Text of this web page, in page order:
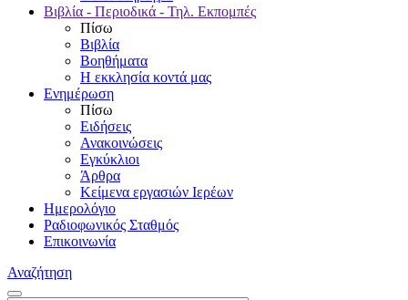
Βιβλία - Περιοδικά - Τηλ. Εκπομπές
Πίσω
Βιβλία
Βοηθήματα
Η εκκλησία κοντά μας
Ενημέρωση
Πίσω
Ειδήσεις
Ανακοινώσεις
Εγκύκλιοι
Άρθρα
Κείμενα εργασιών Ιερέων
Ημερολόγιο
Ραδιοφωνικός Σταθμός
Επικοινωνία
Αναζήτηση